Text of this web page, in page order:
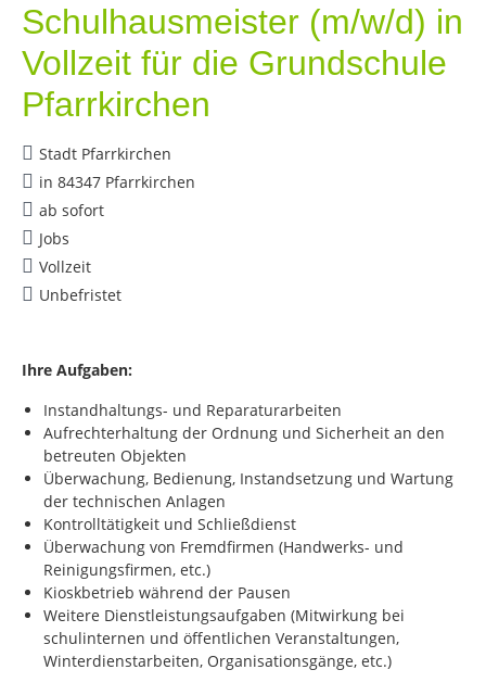
Schulhausmeister (m/w/d) in
Vollzeit für die Grundschule
Pfarrkirchen
Stadt Pfarrkirchen
in 84347 Pfarrkirchen
ab sofort
Jobs
Vollzeit
Unbefristet
Ihre Aufgaben:
Instandhaltungs- und Reparaturarbeiten
Aufrechterhaltung der Ordnung und Sicherheit an den
betreuten Objekten
Überwachung, Bedienung, Instandsetzung und Wartung
der technischen Anlagen
Kontrolltätigkeit und Schließdienst
Überwachung von Fremdfirmen (Handwerks- und
Reinigungsfirmen, etc.)
Kioskbetrieb während der Pausen
Weitere Dienstleistungsaufgaben (Mitwirkung bei
schulinternen und öffentlichen Veranstaltungen,
Winterdienstarbeiten, Organisationsgänge, etc.)